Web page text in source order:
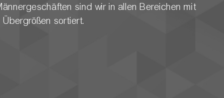
sind wir in allen Bereichen mit
sortiert.